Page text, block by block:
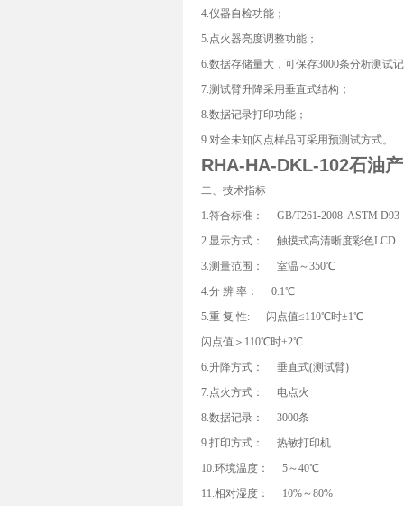
4.仪器自检功能；
5.点火器亮度调整功能；
6.数据存储量大，可保存3000条分析测试
7.测试臂升降采用垂直式结构；
8.数据记录打印功能；
9.对全未知闪点样品可采用预测试方式。
RHA-HA-DKL-102石油
二、技术指标
1.符合标准： GB/T261-2008 ASTM D93
2.显示方式： 触摸式高清晰度彩色LCD
3.测量范围： 室温～350℃
4.分 辨 率： 0.1℃
5.重 复 性: 闪点值≤110℃时±1℃
闪点值＞110℃时±2℃
6.升降方式： 垂直式(测试臂)
7.点火方式： 电点火
8.数据记录： 3000条
9.打印方式： 热敏打印机
10.环境温度： 5～40℃
11.相对湿度： 10%～80%